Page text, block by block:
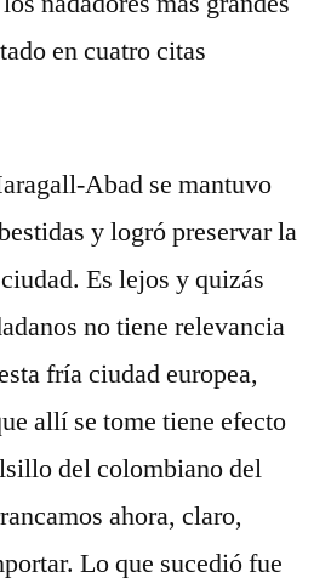
en cuatro citas
Abad se mantuvo
y logró preservar la
Es lejos y quizás
no tiene relevancia
fría ciudad europea,
allí se tome tiene efecto
del colombiano del
ahora, claro,
Lo que sucedió fue